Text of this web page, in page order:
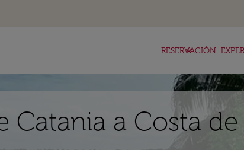
RESERVACIÓN
keyboard_arrow_down
Catania a Costa